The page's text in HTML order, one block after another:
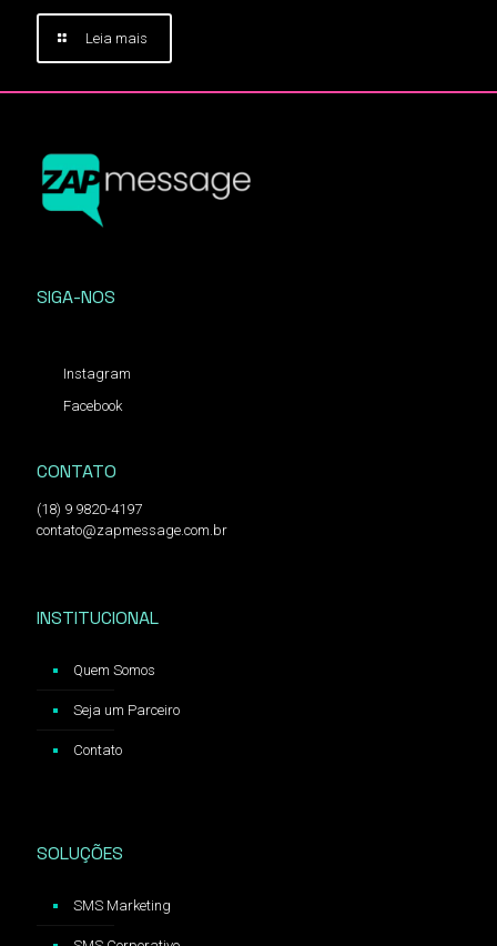
Leia mais
SIGA-NOS
Instagram
Facebook
CONTATO
(18) 9 9820-4197
contato@zapmessage.com.br
INSTITUCIONAL
Quem Somos
Seja um Parceiro
Contato
SOLUÇÕES
SMS Marketing